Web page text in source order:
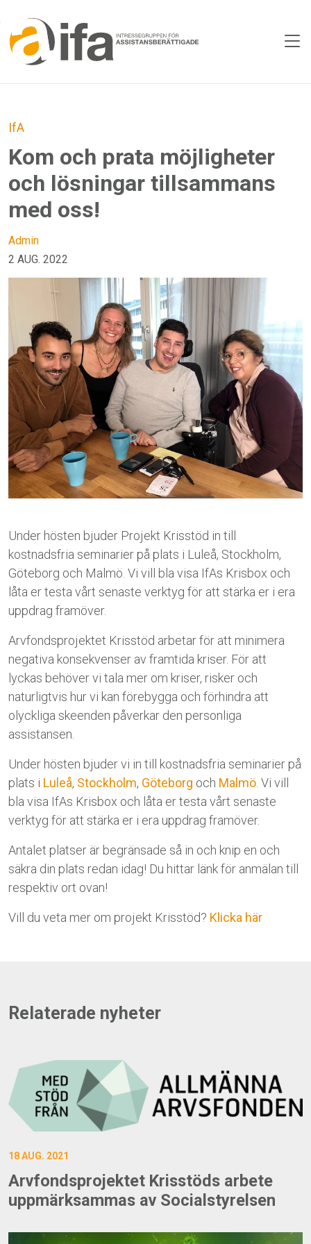
Skip to main content
IfA
Kom och prata möjligheter
och lösningar tillsammans
med oss!
Admin
2 AUG. 2022
Under hösten bjuder Projekt Krisstöd in till
kostnadsfria seminarier på plats i Luleå, Stockholm,
Göteborg och Malmö. Vi vill bla visa IfAs Krisbox och
låta er testa vårt senaste verktyg för att stärka er i era
uppdrag framöver.
Arvfondsprojektet Krisstöd arbetar för att minimera
negativa konsekvenser av framtida kriser. För att
lyckas behöver vi tala mer om kriser, risker och
naturligtvis hur vi kan förebygga och förhindra att
olyckliga skeenden påverkar den personliga
assistansen.
Under hösten bjuder vi in till kostnadsfria seminarier på
plats i Luleå, Stockholm, Göteborg och Malmö . Vi vill
bla visa IfAs Krisbox och låta er testa vårt senaste
verktyg för att stärka er i era uppdrag framöver.
Antalet platser är begränsade så in och knip en och
säkra din plats redan idag! Du hittar länk för anmälan till
respektiv ort ovan!
Vill du veta mer om projekt Krisstöd? Klicka här
Relaterade nyheter
18 AUG. 2021
Arvfondsprojektet Krisstöds arbete
uppmärksammas av Socialstyrelsen